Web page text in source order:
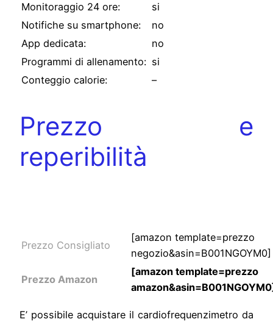
Monitoraggio 24 ore:
si
Notifiche su smartphone:
no
App dedicata:
no
Programmi di allenamento: si
Conteggio calorie:
–
Prezzo e
reperibilità
Prezzo Consigliato
[amazon template=prezzo
negozio&asin=B001NGOYM0]
Prezzo Amazon
[amazon template=prezzo
E’ possibile acquistare il cardiofrequenzimetro da